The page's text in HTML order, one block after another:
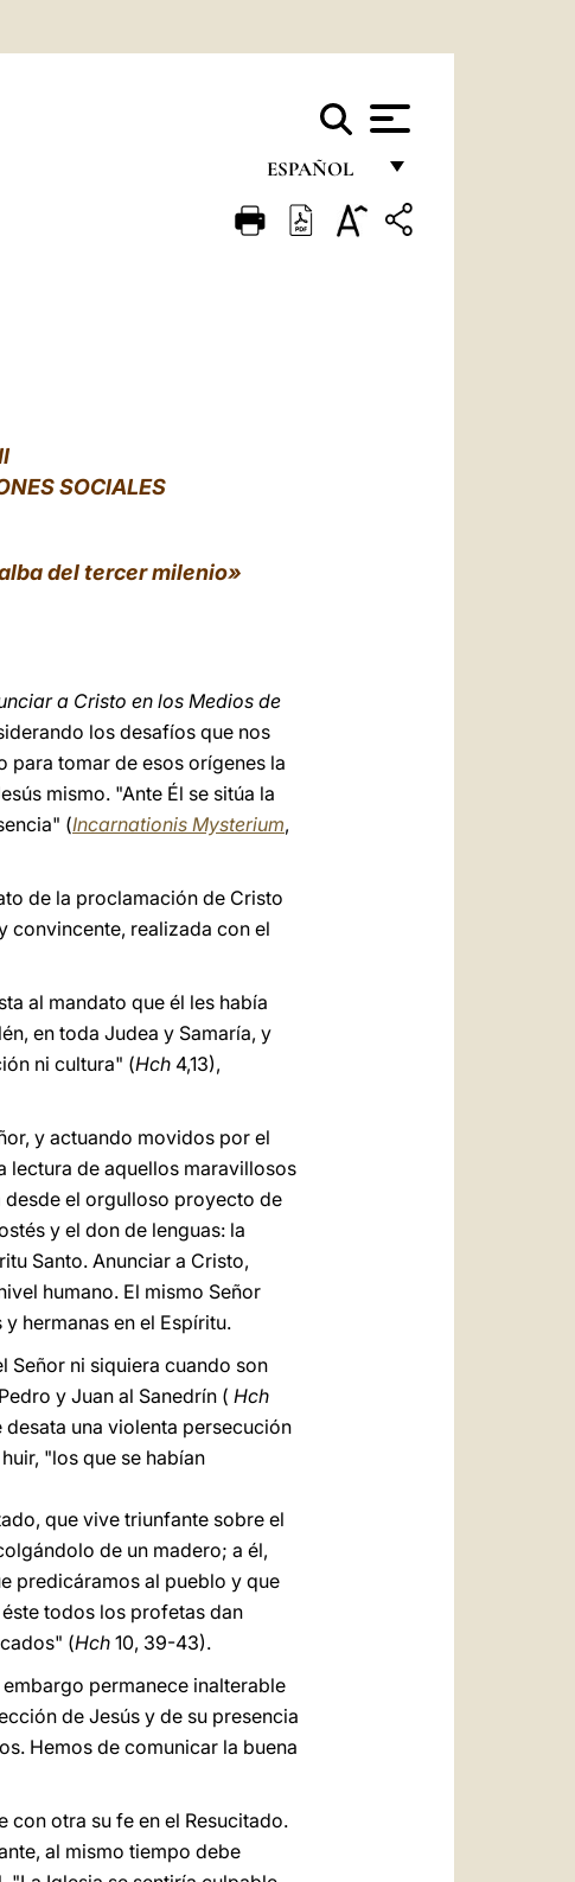
ESPAÑOL
FRANÇAIS
SOCIALES
del tercer milenio»
a Cristo en los Medios de
los desafíos que nos
para tomar de esos orígenes la
mismo. "Ante Él se sitúa la
(Incarnationis Mysterium,
de la proclamación de Cristo
convincente, realizada con el
al mandato que él les había
en toda Judea y Samaría, y
ni cultura" (Hch 4,13),
y actuando movidos por el
lectura de aquellos maravillosos
desde el orgulloso proyecto de
y el don de lenguas: la
Santo. Anunciar a Cristo,
humano. El mismo Señor
hermanas en el Espíritu.
Señor ni siquiera cuando son
y Juan al Sanedrín ( Hch
una violenta persecución
"los que se habían
que vive triunfante sobre el
de un madero; a él,
predicáramos al pueblo y que
todos los profetas dan
(Hch 10, 39-43).
permanece inalterable
de Jesús y de su presencia
Hemos de comunicar la buena
con otra su fe en el Resucitado.
al mismo tiempo debe